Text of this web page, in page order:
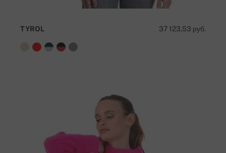
37 123,53 руб.
TYROL